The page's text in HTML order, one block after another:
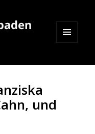
WIDGETS
und